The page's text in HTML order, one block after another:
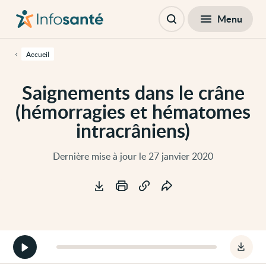
contenu
cette
navigation
principale
Passer
Saignements dans le crâne
(hémorragies et hématomes
intracrâniens)
Dernière mise à jour le 27 janvier 2020
Accueil
principale
Ouvrir Menu
le
Démarrer
la
version
Table des matières Fermer